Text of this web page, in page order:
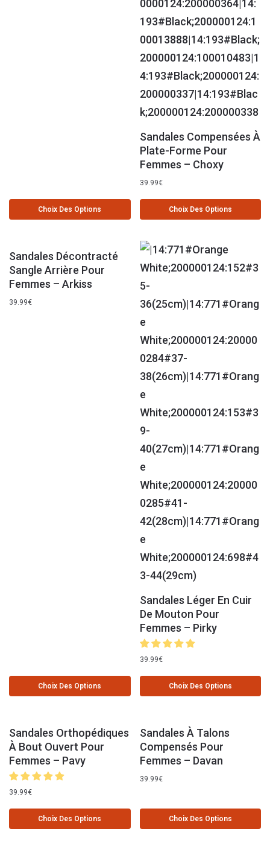
Choix Des Options
Sandales Compensées À
Plate-Forme Pour
Femmes – Choxy
39.99€
Choix Des Options
Sandales Décontracté
Sangle Arrière Pour
Femmes – Arkiss
39.99€
Choix Des Options
Sandales Léger En Cuir
De Mouton Pour
Femmes – Pirky
39.99€
Choix Des Options
Sandales Orthopédiques
À Bout Ouvert Pour
Femmes – Pavy
39.99€
Choix Des Options
Sandales À Talons
Compensés Pour
Femmes – Davan
39.99€
Choix Des Options